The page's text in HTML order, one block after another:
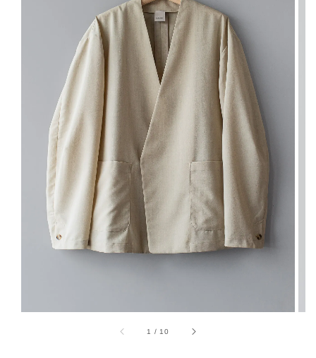
1 / 10